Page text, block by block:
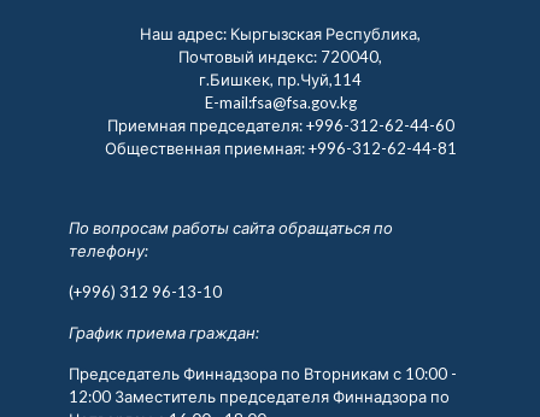
Наш адрес: Кыргызская Республика,
Почтовый индекс: 720040,
г.Бишкек, пр.Чуй,114
E-mail:fsa@fsa.gov.kg
Приемная председателя:+996-312-62-44-60
Общественная приемная:+996-312-62-44-81
По вопросам работы сайта обращаться по
телефону:
(+996) 312 96-13-10
График приема граждан:
Председатель Финнадзора по Вторникам с 10:00 -
12:00 Заместитель председателя Финнадзора по